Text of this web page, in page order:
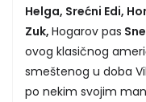
Helga, Srećni Edi,
Zuk, Hogarov pas
ovog klasičnog
smeštenog u doba
po nekim svojim